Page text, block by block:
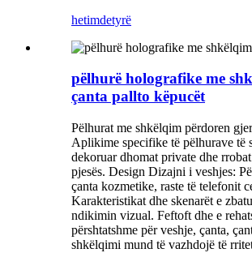
hetimdetyrë
pëlhurë holografike me
çanta pallto këpucët
Pëlhurat me shkëlqim përdoren
Aplikime specifike të pëlhurave të
dekoruar dhomat private dhe
pjesës. Design Dizajni i veshjes:
çanta kozmetike, raste të telefonit
Karakteristikat dhe skenarët e
ndikimin vizual. Feftoft dhe e
përshtatshme për veshje, çanta,
shkëlqimi mund të vazhdojë të